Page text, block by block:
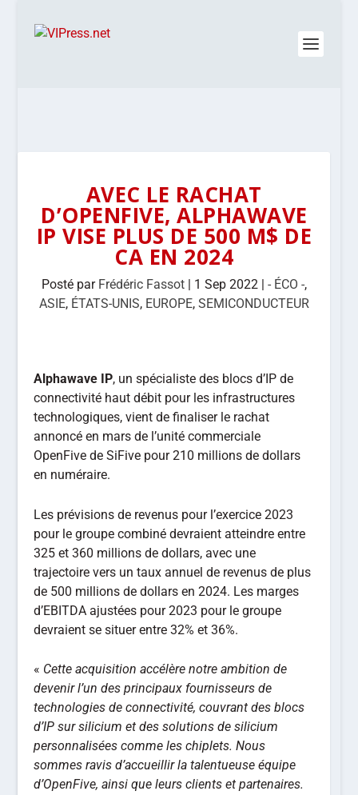
AVEC LE RACHAT
D’OPENFIVE, ALPHAWAVE
IP VISE PLUS DE 500 M$ DE
CA EN 2024
Posté par Frédéric Fassot| 1 Sep 2022| - ÉCO -,
ASIE, ÉTATS-UNIS, EUROPE, SEMICONDUCTEUR
Alphawave IP, un spécialiste des blocs d’IP de
connectivité haut débit pour les infrastructures
technologiques, vient de finaliser le rachat
annoncé en mars de l’unité commerciale
OpenFive de SiFive pour 210 millions de dollars
en numéraire.
Les prévisions de revenus pour l’exercice 2023
pour le groupe combiné devraient atteindre entre
325 et 360 millions de dollars, avec une
trajectoire vers un taux annuel de revenus de plus
de 500 millions de dollars en 2024. Les marges
d’EBITDA ajustées pour 2023 pour le groupe
devraient se situer entre 32% et 36%.
« Cette acquisition accélère notre ambition de
devenir l’un des principaux fournisseurs de
technologies de connectivité, couvrant des blocs
d’IP sur silicium et des solutions de silicium
personnalisées comme les chiplets. Nous
sommes ravis d’accueillir la talentueuse équipe
d’OpenFive, ainsi que leurs clients et partenaires.